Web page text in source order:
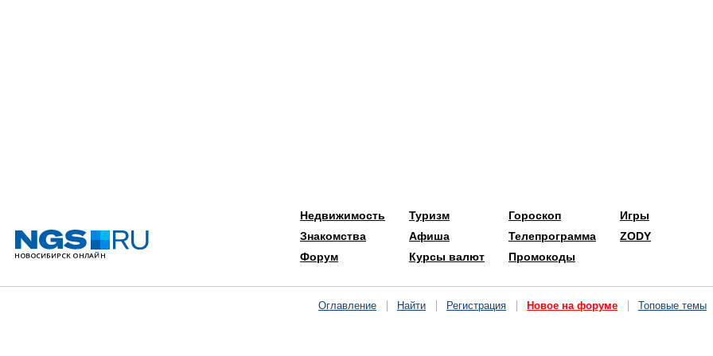
Недвижимость
Знакомства
Форум
Туризм
Афиша
Курсы валют
Гороскоп
Телепрограмма
Промокоды
Игры
ZODY
Оглавление Найти Регистрация Новое на форуме Топовые темы